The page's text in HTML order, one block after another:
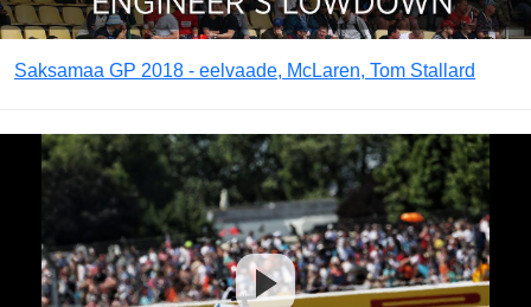
Saksamaa GP 2018 - eelvaade, McLaren, Tom Stallard